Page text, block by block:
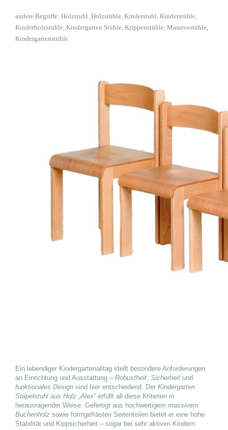
andere Begriffe: Holzstuhl ,Holzstühle, Kinderstuhl, Kinderstühle,
Kinderholzstühle, Kindergarten Stühle, Krippenstühle, Massivestühle,
Kindergartenstühle
Ein lebendiger Kindergartenalltag stellt besondere Anforderungen
an Einrichtung und Ausstattung – Robustheit, Sicherheit und
funktionales Design sind hier entscheidend. Der Kindergarten
Stapelstuhl aus Holz „Alex“erfüllt all diese Kriterien in
herausragender Weise. Gefertigt aus hochwertigem massivem
Buchenholz sowie formgefrästen Seitenteilen bietet er eine hohe
Stabilität und Kippsicherheit – sogar bei sehr aktiven Kindern.